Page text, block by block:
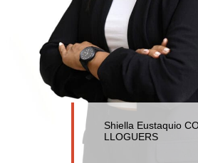
Shiella Eustaquio
LLOGUERS